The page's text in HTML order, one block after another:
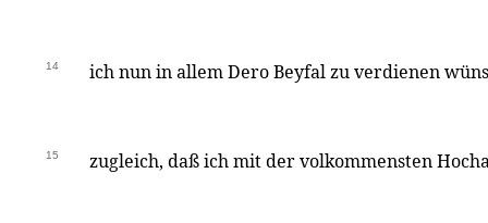
14 ich nun in allem Dero Beyfal zu verdienen
15 zugleich, daß ich mit der volkommensten